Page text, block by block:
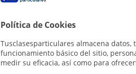
Política de Cookies
Tusclasesparticulares almacena datos,
funcionamiento básico del sitio,
medir su eficacia, así como para